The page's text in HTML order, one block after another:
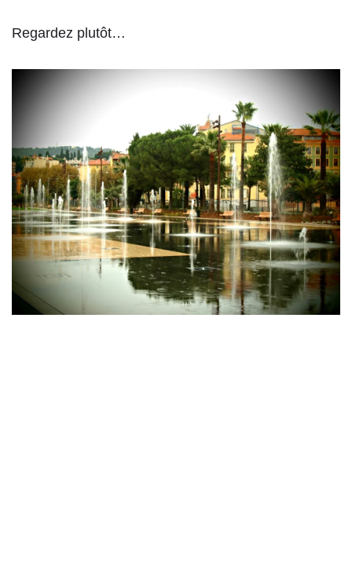
Regardez plutôt…